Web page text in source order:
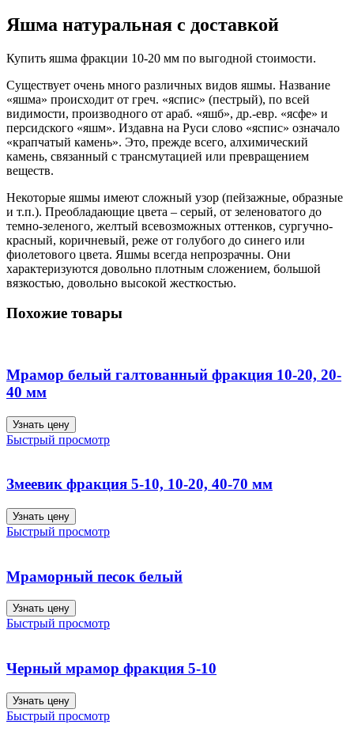
Яшма натуральная с доставкой
Купить яшма фракции 10-20 мм по выгодной стоимости.
Существует очень много различных видов яшмы. Название
«яшма» происходит от греч. «яспис» (пестрый), по всей
видимости, производного от араб. «яшб», др.-евр. «ясфе» и
персидского «яшм». Издавна на Руси слово «яспис» означало
«крапчатый камень». Это, прежде всего, алхимический
камень, связанный с трансмутацией или превращением
веществ.
Некоторые яшмы имеют сложный узор (пейзажные, образные
и т.п.). Преобладающие цвета – серый, от зеленоватого до
темно-зеленого, желтый всевозможных оттенков, сургучно-
красный, коричневый, реже от голубого до синего или
фиолетового цвета. Яшмы всегда непрозрачны. Они
характеризуются довольно плотным сложением, большой
вязкостью, довольно высокой жесткостью.
Похожие товары
Мрамор белый галтованный фракция 10-20, 20-
40 мм
Узнать цену
Быстрый просмотр
Змеевик фракция 5-10, 10-20, 40-70 мм
Узнать цену
Быстрый просмотр
Мраморный песок белый
Узнать цену
Быстрый просмотр
Черный мрамор фракция 5-10
Узнать цену
Быстрый просмотр